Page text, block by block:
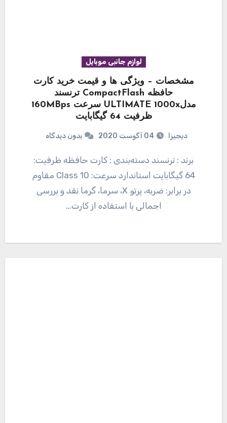
لوازم جانبی موبایل
مشخصات – ویژگی ها و قیمت خرید کارت
حافظه CompactFlash ترنسند
مدلULTIMATE 1000x سرعت 160MBps
ظرفیت 64 گیگابایت
دیجیزا 04 آگوست 2020 بدون دیدگاه
برند : ترنسند دسته‌بندی : کارت حافظه ظرفیت:
64 گیگابایت استاندارد سرعت: Class 10 مقاوم
در برابر: ضربه، پرتو X، سرما، گرما نقد و بررسی
اجمالی با استفاده از کارت…